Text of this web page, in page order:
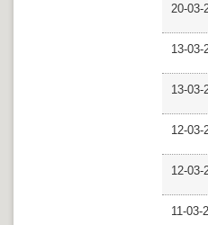
20-03-
13-
13-
12-
12-03-
11-03-